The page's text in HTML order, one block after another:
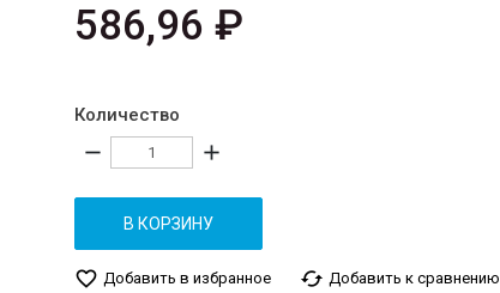
586,96 ₽
Количество
remove add
В КОРЗИНУ
favorite_border Добавить в избранное cached Добавить к сравнению